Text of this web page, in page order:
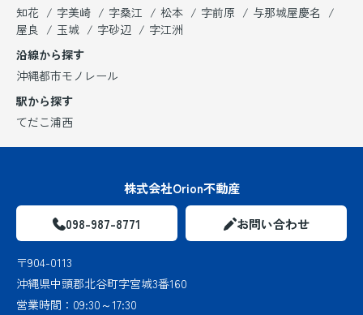
知花
字美崎 字桑江 松本 字前原
与那城屋慶名
屋良
玉城 字砂辺
字江洲
沿線から探す
沖縄都市モノレール
駅から探す
てだこ浦西
株式会社Orion不動産
098-987-8771 お問い合わせ
〒904-0113
沖縄県中頭郡北谷町字宮城3番160
営業時間： 09:30～17:30